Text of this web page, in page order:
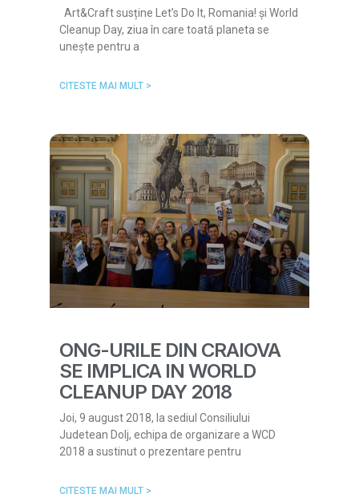
Art&Craft susține Let’s Do It, Romania! și World
Cleanup Day, ziua în care toată planeta se
unește pentru a
CITESTE MAI MULT >
ONG-URILE DIN CRAIOVA
SE IMPLICA IN WORLD
CLEANUP DAY 2018
Joi, 9 august 2018, la sediul Consiliului
Judetean Dolj, echipa de organizare a WCD
2018 a sustinut o prezentare pentru
CITESTE MAI MULT >